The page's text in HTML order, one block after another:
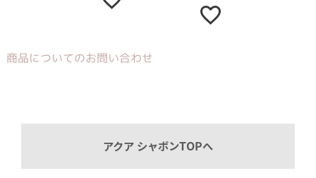
商品についてのお問い合わせ
アクア シャボンTOPへ